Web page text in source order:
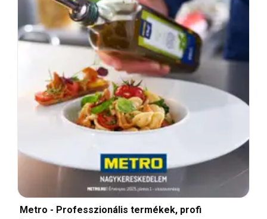
Metro - Professzionális termékek, profi